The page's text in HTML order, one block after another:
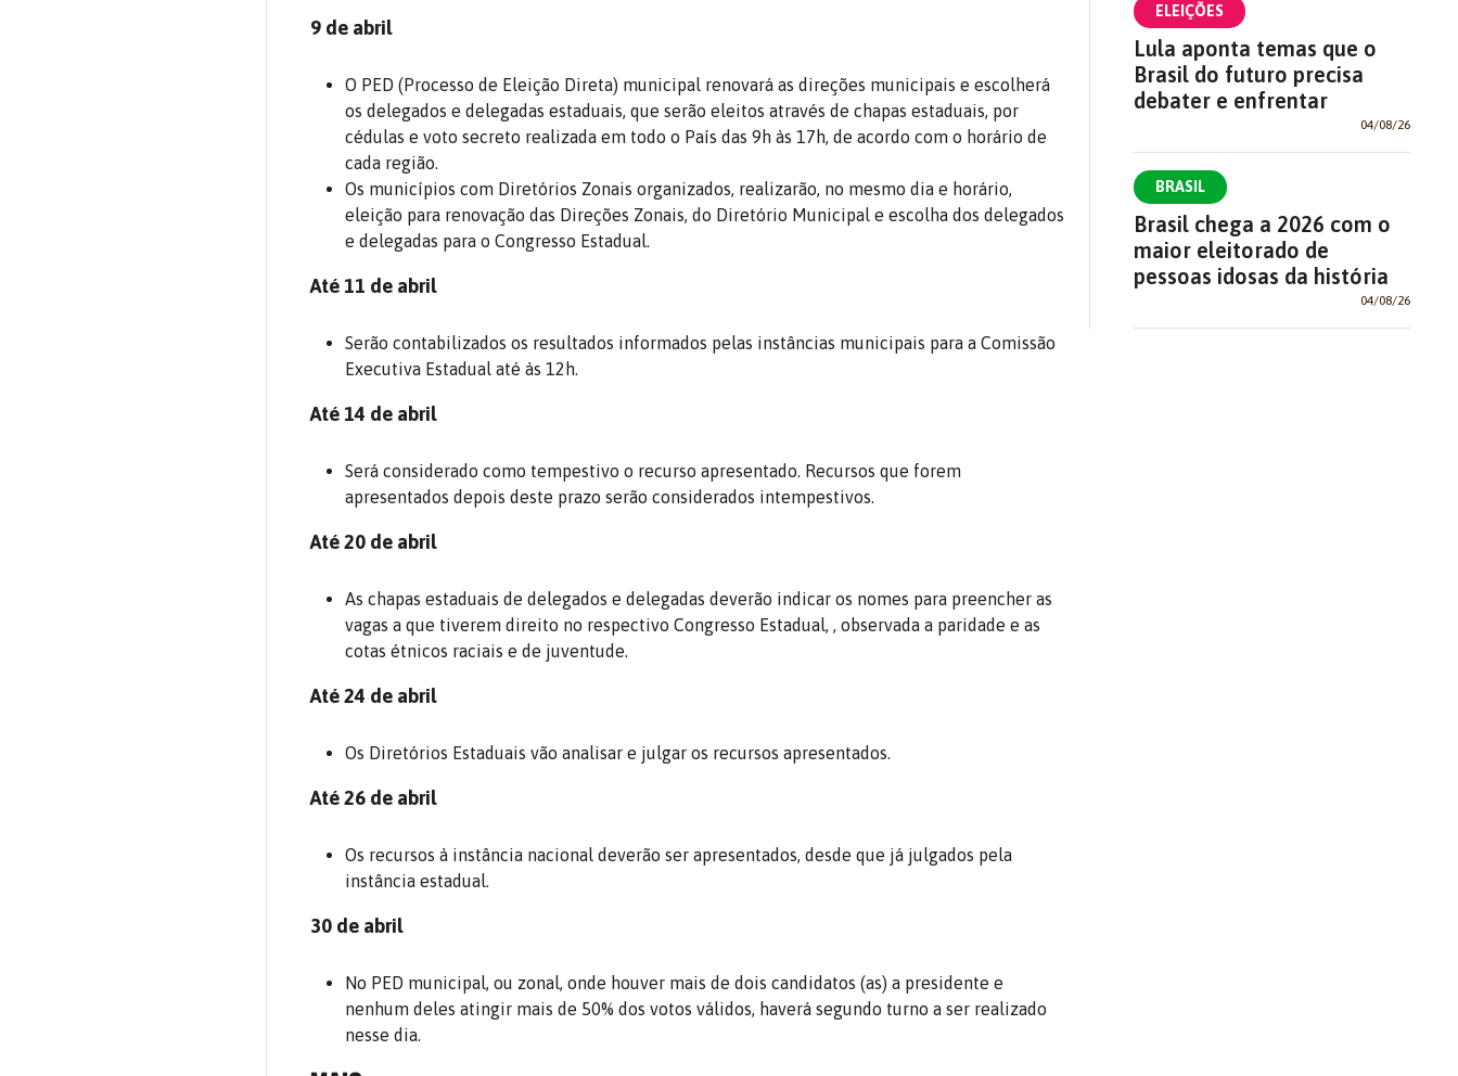
9 de abril
O PED (Processo de Eleição Direta) municipal renovará as direções municipais e escolherá
os delegados e delegadas estaduais, que serão eleitos através de chapas estaduais, por
cédulas e voto secreto realizada em todo o País das 9h às 17h, de acordo com o horário de
cada região.
Os municípios com Diretórios Zonais organizados, realizarão, no mesmo dia e horário,
eleição para renovação das Direções Zonais, do Diretório Municipal e escolha dos delegados
e delegadas para o Congresso Estadual.
Até 11 de abril
Serão contabilizados os resultados informados pelas instâncias municipais para a Comissão
Executiva Estadual até às 12h.
Até 14 de abril
Será considerado como tempestivo o recurso apresentado. Recursos que forem
apresentados depois deste prazo serão considerados intempestivos.
Até 20 de abril
As chapas estaduais de delegados e delegadas deverão indicar os nomes para preencher as
vagas a que tiverem direito no respectivo Congresso Estadual, , observada a paridade e as
cotas étnicos raciais e de juventude.
Até 24 de abril
Os Diretórios Estaduais vão analisar e julgar os recursos apresentados.
Até 26 de abril
Os recursos à instância nacional deverão ser apresentados, desde que já julgados pela
instância estadual.
30 de abril
No PED municipal, ou zonal, onde houver mais de dois candidatos (as) a presidente e
nenhum deles atingir mais de 50% dos votos válidos, haverá segundo turno a ser realizado
nesse dia.
ELEIÇÕES
Lula aponta temas que o
Brasil do futuro precisa
debater e enfrentar
04/08/26
BRASIL
Brasil chega a 2026 com o
maior eleitorado de
pessoas idosas da história
04/08/26